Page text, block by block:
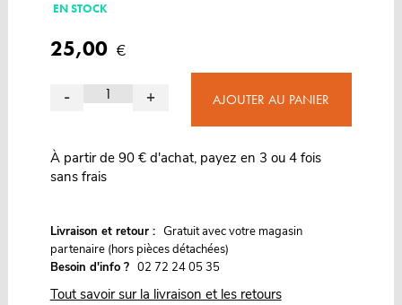
EN STOCK
25,00 €
- + AJOUTER AU PANIER
À partir de 90 € d'achat, payez en 3 ou 4 fois
sans frais
Livraison et retour : Gratuit avec votre magasin
partenaire (hors pièces détachées)
Besoin d'info ? 02 72 24 05 35
Tout savoir sur la livraison et les retours